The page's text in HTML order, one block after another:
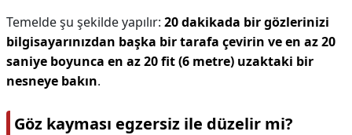
Temelde şu şekilde yapılır: 20 dakikada bir gözlerinizi
bilgisayarınızdan başka bir tarafa çevirin ve en az 20
saniye boyunca en az 20 fit (6 metre) uzaktaki bir
nesneye bakın.
Göz kayması egzersiz ile düzelir mi?